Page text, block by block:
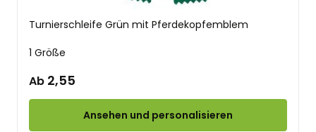
Turnierschleife Grün mit Pferdekopfemblem
1 Größe
Ab 2,55
Ansehen und personalisieren